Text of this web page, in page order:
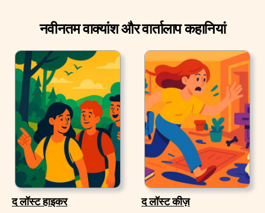
नवीनतम वाक्यांश और वार्तालाप कहानियां
द लॉस्ट हाइकर द लॉस्ट कीज़